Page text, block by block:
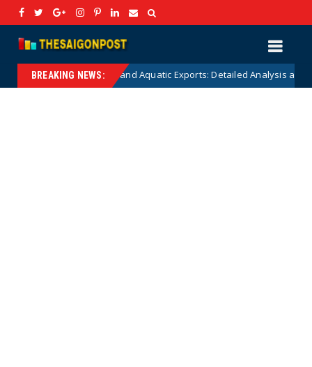
BREAKING NEWS:
Forestry and Aquatic Exports: Detailed Analysis and Strategic